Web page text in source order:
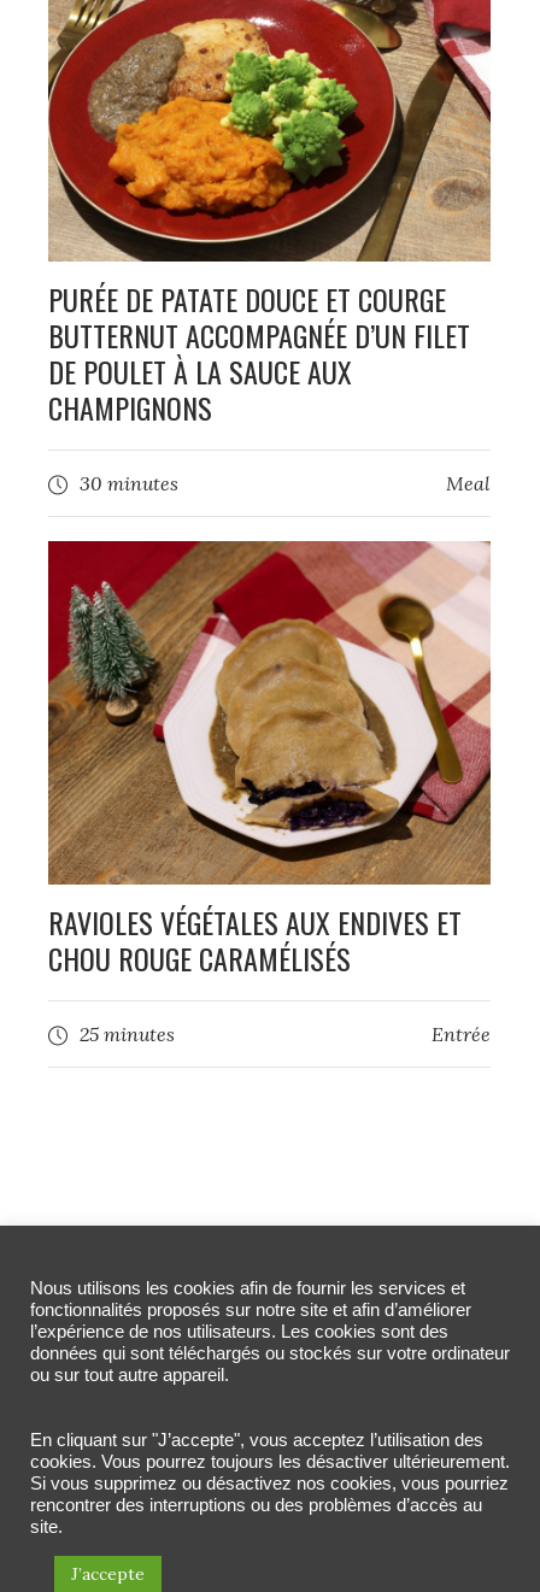
PURÉE DE PATATE DOUCE ET COURGE
BUTTERNUT ACCOMPAGNÉE D’UN FILET
DE POULET À LA SAUCE AUX
CHAMPIGNONS
30 minutes Meal
RAVIOLES VÉGÉTALES AUX ENDIVES ET
CHOU ROUGE CARAMÉLISÉS
25 minutes Entrée
ACCUEIL MES RECETTES
LE MEAL PREP
Nous utilisons les cookies afin de fournir les services et
fonctionnalités proposés sur notre site et afin d’améliorer
l’expérience de nos utilisateurs. Les cookies sont des
données qui sont téléchargés ou stockés sur votre ordinateur
ou sur tout autre appareil.
En cliquant sur "J’accepte", vous acceptez l’utilisation des
cookies. Vous pourrez toujours les désactiver ultérieurement.
Si vous supprimez ou désactivez nos cookies, vous pourriez
rencontrer des interruptions ou des problèmes d’accès au
site.
J’accepte